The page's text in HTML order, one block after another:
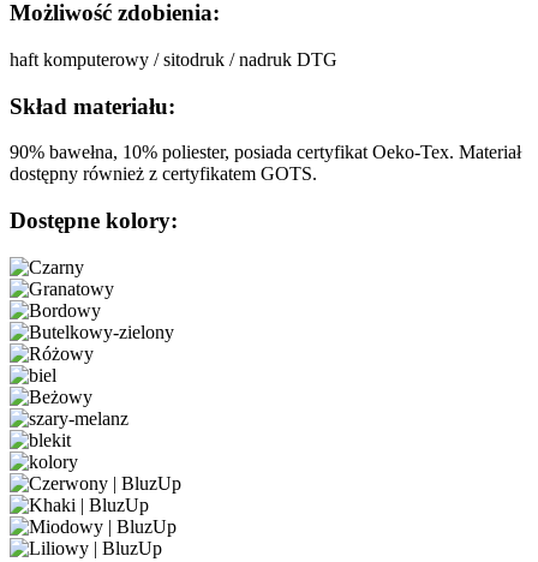
Możliwość zdobienia:
haft komputerowy / sitodruk / nadruk DTG
Skład materiału:
90% bawełna, 10% poliester, posiada certyfikat Oeko-Tex. Materiał
dostępny również z certyfikatem GOTS.
Dostępne kolory: